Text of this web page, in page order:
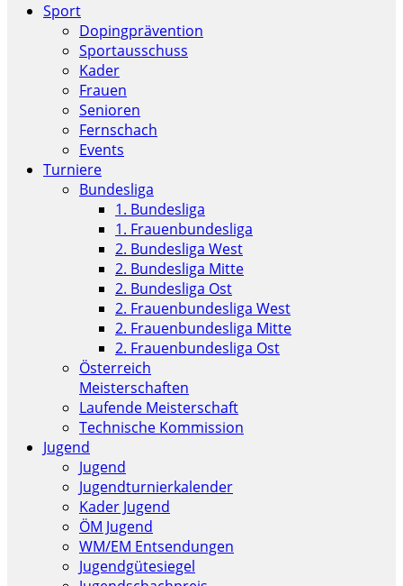
Sport
Dopingprävention
Sportausschuss
Kader
Frauen
Senioren
Fernschach
Events
Turniere
Bundesliga
1. Bundesliga
1. Frauenbundesliga
2. Bundesliga West
2. Bundesliga Mitte
2. Bundesliga Ost
2. Frauenbundesliga West
2. Frauenbundesliga Mitte
2. Frauenbundesliga Ost
Österreich
Meisterschaften
Laufende Meisterschaft
Technische Kommission
Jugend
Jugend
Jugendturnierkalender
Kader Jugend
ÖM Jugend
WM/EM Entsendungen
Jugendgütesiegel